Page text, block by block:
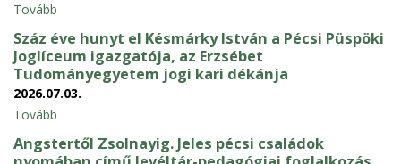
Tovább
Száz éve hunyt el Késmárky István a Pécsi Püspöki
Joglíceum igazgatója, az Erzsébet
Tudományegyetem jogi kari dékánja
2026.07.03.
Tovább
Angstertől Zsolnayig. Jeles pécsi családok